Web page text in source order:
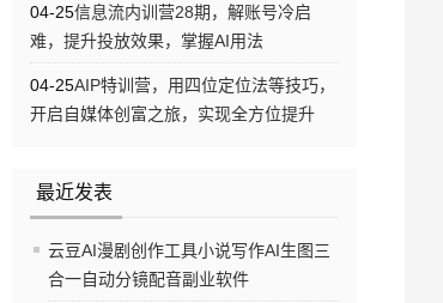
04-25信息流内训营28期，解账号冷启
难，提升投放效果，掌握AI用法
04-25AIP特训营，用四位定位法等技巧，
开启自媒体创富之旅，实现全方位提升
最近发表
云豆AI漫剧创作工具小说写作AI生图三
合一自动分镜配音副业软件